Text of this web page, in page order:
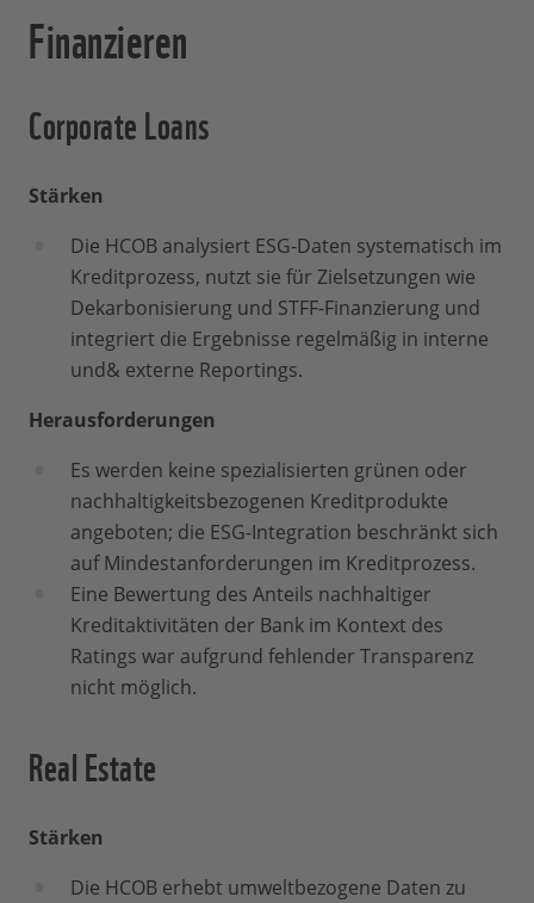
Finanzieren
Corporate Loans
Stärken
Die HCOB analysiert ESG-Daten systematisch im
Kreditprozess, nutzt sie für Zielsetzungen wie
Dekarbonisierung und STFF-Finanzierung und
integriert die Ergebnisse regelmäßig in interne
und& externe Reportings.
Herausforderungen
Es werden keine spezialisierten grünen oder
nachhaltigkeitsbezogenen Kreditprodukte
angeboten; die ESG-Integration beschränkt sich
auf Mindestanforderungen im Kreditprozess.
Eine Bewertung des Anteils nachhaltiger
Kreditaktivitäten der Bank im Kontext des
Ratings war aufgrund fehlender Transparenz
nicht möglich.
Real Estate
Stärken
Die HCOB erhebt umweltbezogene Daten zu